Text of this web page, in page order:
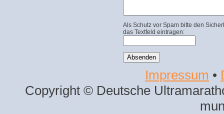
Als Schutz vor Spam bitte den
das Textfeld eintragen:
Impressum •
Copyright © Deutsche